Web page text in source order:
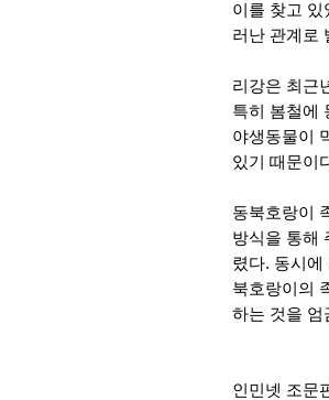
이를 찾고 있
러난 관계로
리강은 최근
특히 봄철에
야생동물이
있기 때문이
동북호랑이
방식을 통해
렸다. 동시
북호랑이의
하는 것을 엄
인민넷 조문